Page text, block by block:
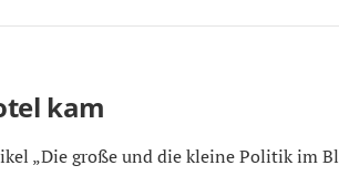
kam
„Die große und die kleine Politik im